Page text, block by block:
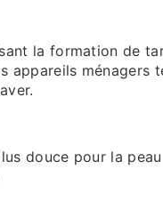
la formation de
appareils ménagers
douce pour la